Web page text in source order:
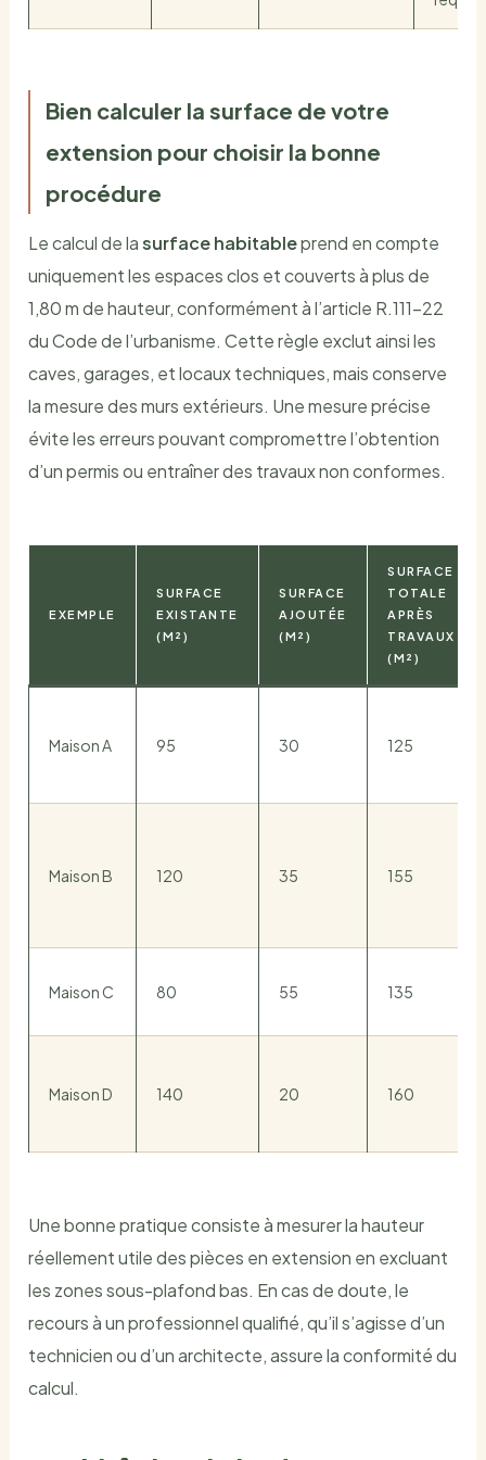
Bien calculer la surface de votre
extension pour choisir la bonne
procédure
Le calcul de lasurface habitableprend en compte
uniquement les espaces clos et couverts à plus de
1,80 m de hauteur, conformément à l’article R.111-22
du Code de l’urbanisme. Cette règle exclut ainsi les
caves, garages, et locaux techniques, mais conserve
la mesure des murs extérieurs. Une mesure précise
évite les erreurs pouvant compromettre l’obtention
d’un permis ou entraîner des travaux non conformes.
EXEMPLE
SURFACE
EXISTANTE
(M²)
SURFACE
AJOUTÉE
(M²)
SURFACE
TOTALE
APRÈS
TRAVAUX
(M²)
Maison A 95 30 125
Maison B 120 35 155
Maison C 80 55 135
Maison D 140 20 160
Une bonne pratique consiste à mesurer la hauteur
réellement utile des pièces en extension en excluant
les zones sous-plafond bas. En cas de doute, le
recours à un professionnel qualifié, qu’il s’agisse d’un
technicien ou d’un architecte, assure la conformité du
calcul.